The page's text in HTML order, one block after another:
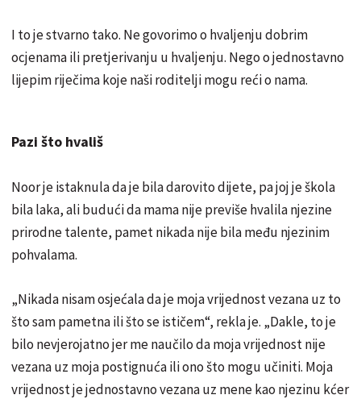
I to je stvarno tako. Ne govorimo o hvaljenju dobrim
ocjenama ili pretjerivanju u hvaljenju. Nego o jednostavno
lijepim riječima koje naši roditelji mogu reći o nama.
Pazi što hvališ
Noor je istaknula da je bila darovito dijete, pa joj je škola
bila laka, ali budući da mama nije previše hvalila njezine
prirodne talente, pamet nikada nije bila među njezinim
pohvalama.
„Nikada nisam osjećala da je moja vrijednost vezana uz to
što sam pametna ili što se ističem“, rekla je. „Dakle, to je
bilo nevjerojatno jer me naučilo da moja vrijednost nije
vezana uz moja postignuća ili ono što mogu učiniti. Moja
vrijednost je jednostavno vezana uz mene kao njezinu kćer